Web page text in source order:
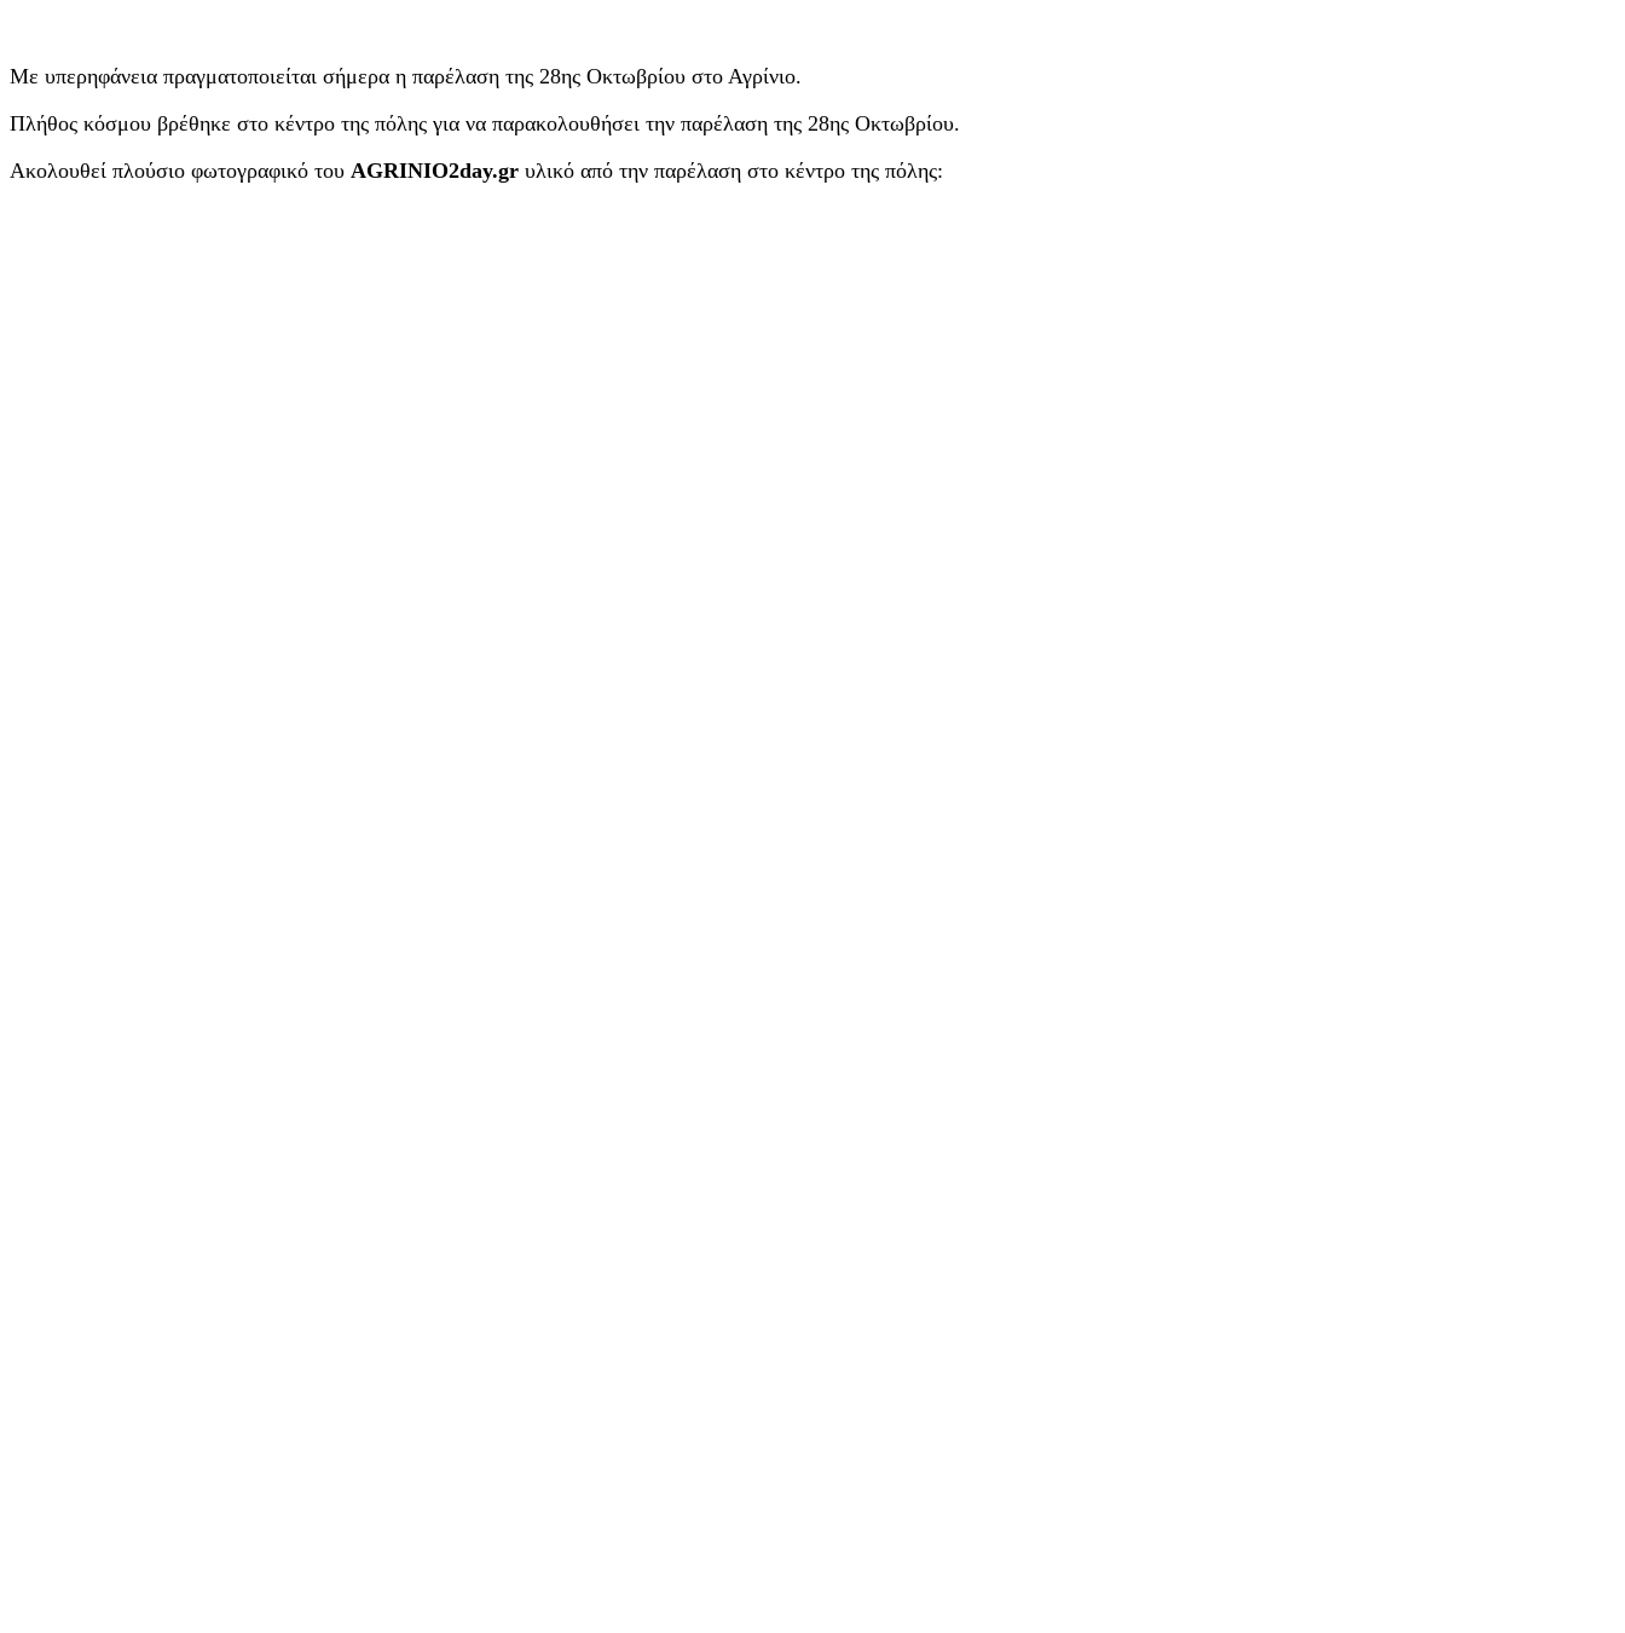
Με υπερηφάνεια πραγματοποιείται σήμερα η παρέλαση της 28ης Οκτωβρίου στο Αγρίνιο.
Πλήθος κόσμου βρέθηκε στο κέντρο της πόλης για να παρακολουθήσει την παρέλαση της 28ης Οκτωβρίου.
Ακολουθεί πλούσιο φωτογραφικό του AGRINIO2day.gr υλικό από την παρέλαση στο κέντρο της πόλης: